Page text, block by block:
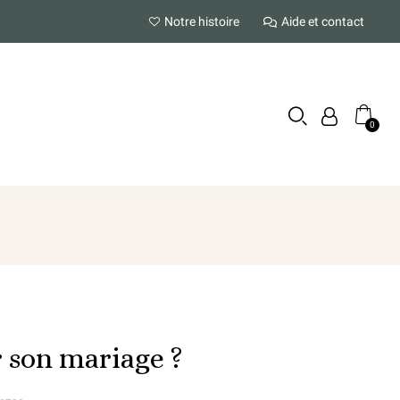
Notre histoire Aide et contact
mariage ?